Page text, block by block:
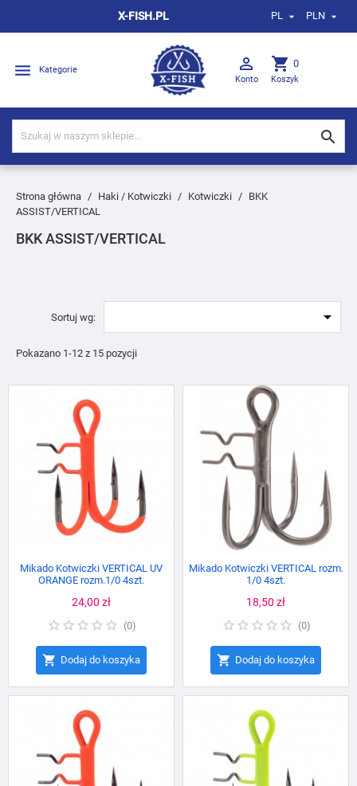
X-FISH.PL PL  PLN 
 Kategorie 
Konto
shopping_cart 0
Koszyk

Strona główna Haki / Kotwiczki Kotwiczki
BKK
ASSIST/VERTICAL
BKK ASSIST/VERTICAL
Sortuj wg: 
Pokazano 1-12 z 15 pozycji
Mikado Kotwiczki VERTICAL UV
ORANGE rozm.1/0 4szt.
Cena
24,00 zł
(0)
 Dodaj do koszyka
Mikado Kotwiczki VERTICAL rozm.
1/0 4szt.
Cena
18,50 zł
(0)
 Dodaj do koszyka